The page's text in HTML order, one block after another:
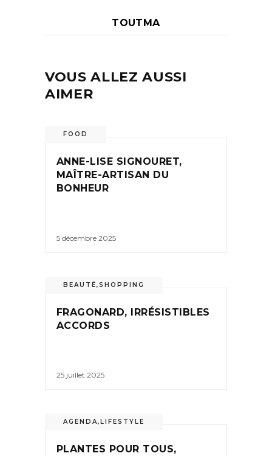
TOUTMA
VOUS ALLEZ AUSSI
AIMER
FOOD
ANNE-LISE SIGNOURET,
MAÎTRE-ARTISAN DU
BONHEUR
5 décembre 2025
BEAUTÉ,SHOPPING
FRAGONARD, IRRÉSISTIBLES
ACCORDS
25 juillet 2025
AGENDA, LIFESTYLE
PLANTES POUR TOUS,